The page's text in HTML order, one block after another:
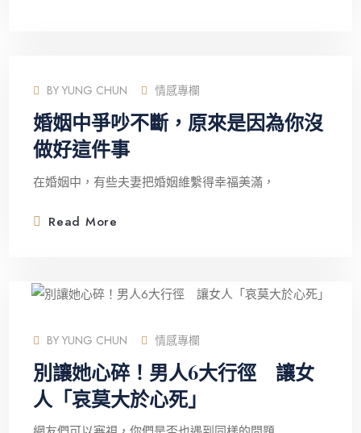
BYYUNG CHUN 情感專欄
婚姻中爭吵不斷，原來是因為你沒
做好這件事
在婚姻中，有些夫妻把婚姻維繫得幸福美滿，
Read More
BYYUNG CHUN 情感專欄
別讓她心碎！男人6大行徑 讓女
人「哀莫大於心死」